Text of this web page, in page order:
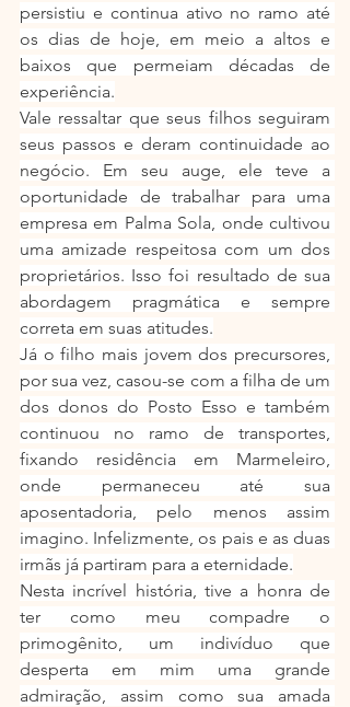
persistiu e continua ativo no ramo até
os dias de hoje, em meio a altos e
baixos que permeiam décadas de
experiência.
Vale ressaltar que seus filhos seguiram
seus passos e deram continuidade ao
negócio. Em seu auge, ele teve a
oportunidade de trabalhar para uma
empresa em Palma Sola, onde cultivou
uma amizade respeitosa com um dos
proprietários. Isso foi resultado de sua
abordagem pragmática e sempre
correta em suas atitudes.
Já o filho mais jovem dos precursores,
por sua vez, casou-se com a filha de um
dos donos do Posto Esso e também
continuou no ramo de transportes,
fixando residência em Marmeleiro,
onde permaneceu até sua
aposentadoria, pelo menos assim
imagino. Infelizmente, os pais e as duas
irmãs já partiram para a eternidade.
Nesta incrível história, tive a honra de
ter como meu compadre o
primogênito, um indivíduo que
desperta em mim uma grande
admiração, assim como sua amada